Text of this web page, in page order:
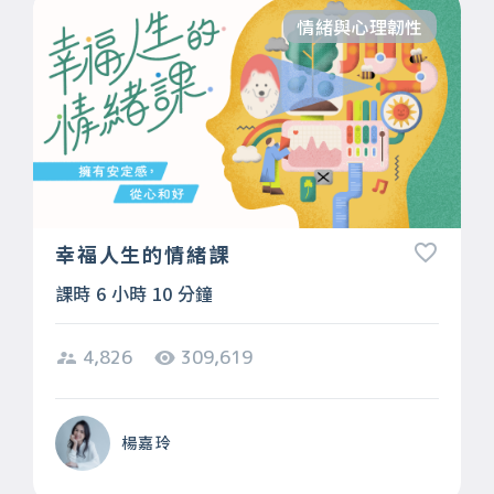
情緒與心理韌性
幸福人生的情緒課
課時 6 小時 10 分鐘
4,826 309,619
楊嘉玲